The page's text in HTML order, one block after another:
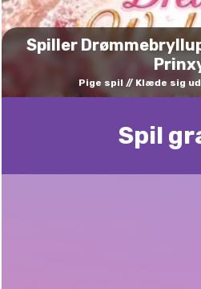
Spiller
Pige spil Klæde sig ud
Spil